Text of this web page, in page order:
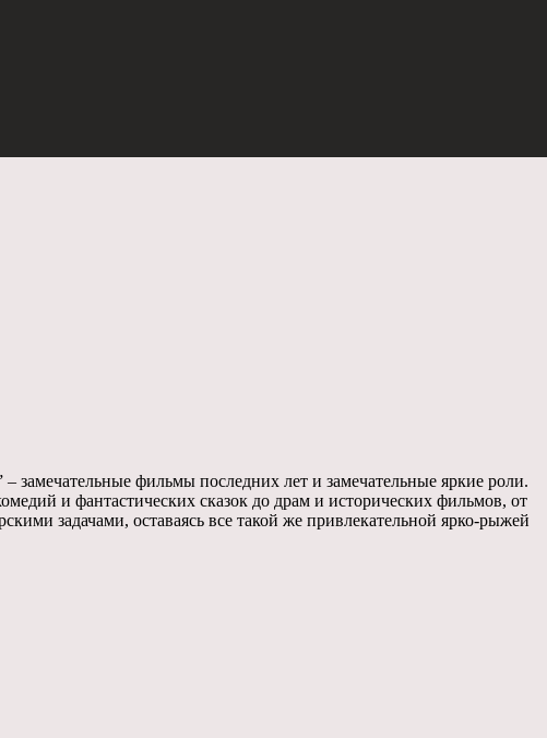
замечательные фильмы последних лет и замечательные яркие роли.
и фантастических сказок до драм и исторических фильмов, от
задачами, оставаясь все такой же привлекательной ярко-рыжей